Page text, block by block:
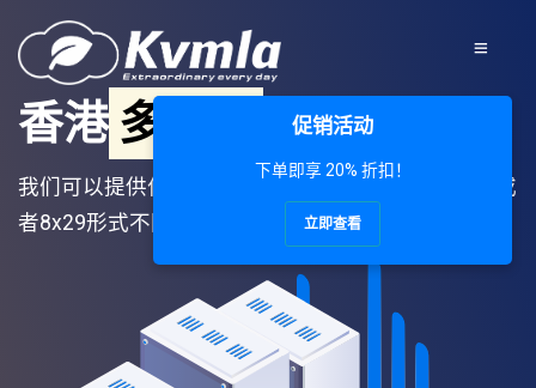
香港 多网段 IP服务器
我们可以提供位于美国西海岸洛杉矶和香港的4x61或
者8x29形式不同网段的IPv4满足您对多IP的需求.
促销活动
下单即享 20% 折扣！
立即查看